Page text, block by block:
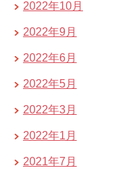
2022年10月
2022年9月
2022年6月
2022年5月
2022年3月
2022年1月
2021年7月